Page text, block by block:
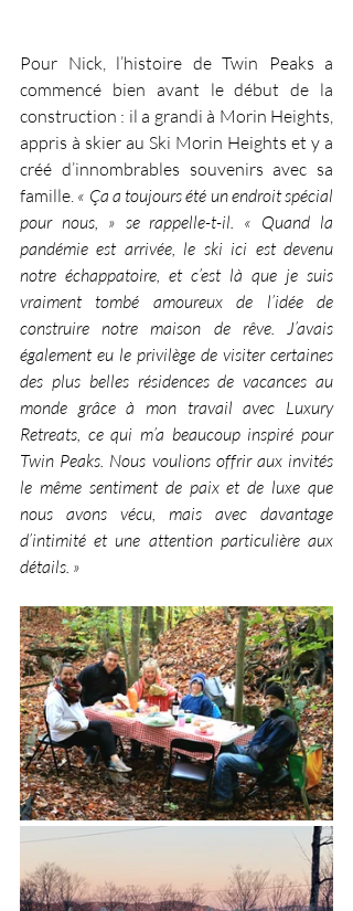
Pour Nick, l’histoire de Twin Peaks a
commencé bien avant le début de la
construction : il a grandi à Morin Heights,
appris à skier au Ski Morin Heights et y a
créé d’innombrables souvenirs avec sa
famille. « Ça a toujours été un endroit spécial
pour nous, » se rappelle-t-il. « Quand la
pandémie est arrivée, le ski ici est devenu
notre échappatoire, et c’est là que je suis
vraiment tombé amoureux de l’idée de
construire notre maison de rêve. J’avais
également eu le privilège de visiter certaines
des plus belles résidences de vacances au
monde grâce à mon travail avec Luxury
Retreats, ce qui m’a beaucoup inspiré pour
Twin Peaks. Nous voulions offrir aux invités
le même sentiment de paix et de luxe que
nous avons vécu, mais avec davantage
d’intimité et une attention particulière aux
détails. »